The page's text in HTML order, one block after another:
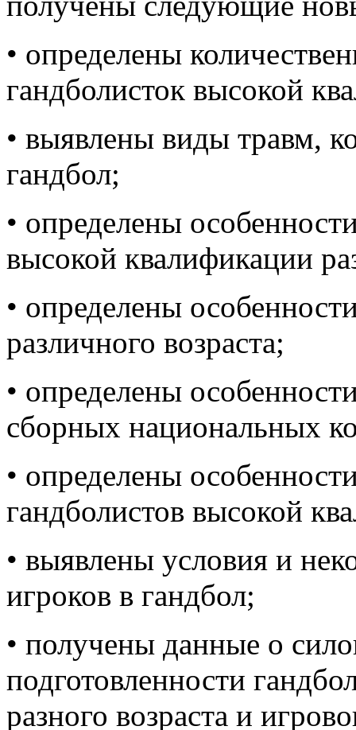
• определены
гандболисток высокой
• выявлены виды травм,
гандбол;
• определены
высокой квалификации
• определены
различного возраста;
• определены
сборных национальных
• определены
гандболистов высокой
• выявлены условия и
игроков в гандбол;
• получены данные о
подготовленности
разного возраста и